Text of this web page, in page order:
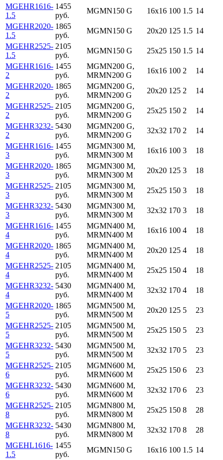
MGEHR1616-
1.5
1455
руб.
MGMN150 G 16x16 100 1.5 14
MGEHR2020-
1.5
1865
руб.
MGMN150 G 20x20 125 1.5 14
MGEHR2525-
1.5
2105
руб.
MGMN150 G 25x25 150 1.5 14
MGEHR1616-
2
1455
руб.
MGMN200 G,
MRMN200 G
16x16 100 2
14
MGEHR2020-
2
1865
руб.
MGMN200 G,
MRMN200 G
20x20 125 2
14
MGEHR2525-
2
2105
руб.
MGMN200 G,
MRMN200 G
25x25 150 2
14
MGEHR3232-
2
5430
руб.
MGMN200 G,
MRMN200 G
32x32 170 2
14
MGEHR1616-
3
1455
руб.
MGMN300 M,
MRMN300 M
16x16 100 3
18
MGEHR2020-
3
1865
руб.
MGMN300 M,
MRMN300 M
20x20 125 3
18
MGEHR2525-
3
2105
руб.
MGMN300 M,
MRMN300 M
25x25 150 3
18
MGEHR3232-
3
5430
руб.
MGMN300 M,
MRMN300 M
32x32 170 3
18
MGEHR1616-
4
1455
руб.
MGMN400 M,
MRMN400 M
16x16 100 4
18
MGEHR2020-
4
1865
руб.
MGMN400 M,
MRMN400 M
20x20 125 4
18
MGEHR2525-
4
2105
руб.
MGMN400 M,
MRMN400 M
25x25 150 4
18
MGEHR3232-
4
5430
руб.
MGMN400 M,
MRMN400 M
32x32 170 4
18
MGEHR2020-
5
1865
руб.
MGMN500 M,
MRMN500 M
20x20 125 5
23
MGEHR2525-
5
2105
руб.
MGMN500 M,
MRMN500 M
25x25 150 5
23
MGEHR3232-
5
5430
руб.
MGMN500 M,
MRMN500 M
32x32 170 5
23
MGEHR2525-
6
2105
руб.
MGMN600 M,
MRMN600 M
25x25 150 6
23
MGEHR3232-
6
5430
руб.
MGMN600 M,
MRMN600 M
32x32 170 6
23
MGEHR2525-
8
2105
руб.
MGMN800 M,
MRMN800 M
25x25 150 8
28
MGEHR3232-
8
5430
руб.
MGMN800 M,
MRMN800 M
32x32 170 8
28
MGEHL1616-
1.5
1455
руб.
MGMN150 G 16x16 100 1.5 14